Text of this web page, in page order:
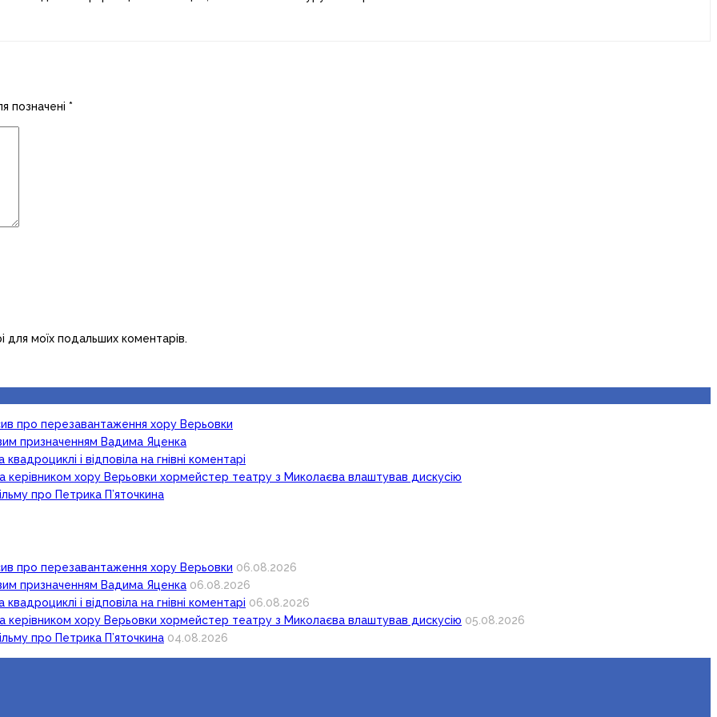
позначені *
моїх подальших коментарів.
про перезавантаження хору Верьовки
призначенням Вадима Яценка
і відповіла на гнівні коментарі
керівником хору Верьовки хормейстер театру з Миколаєва влаштував дискусію
про Петрика П’яточкина
про перезавантаження хору Верьовки 06.08.2026
призначенням Вадима Яценка 06.08.2026
і відповіла на гнівні коментарі 06.08.2026
керівником хору Верьовки хормейстер театру з Миколаєва влаштував дискусію 05.08.2026
про Петрика П’яточкина 04.08.2026